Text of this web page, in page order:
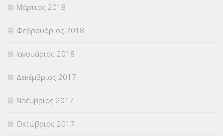
Μάρτιος 2018
Φεβρουάριος 2018
Ιανουάριος 2018
Δεκέμβριος 2017
Νοέμβριος 2017
Οκτώβριος 2017